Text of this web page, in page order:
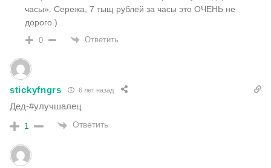
часы». Сережа, 7 тыщ рублей за часы это ОЧЕНЬ не
дорого.)
0 Ответить
stickyfngrs 6 лет назад
Дед-#улучшалец
1 Ответить